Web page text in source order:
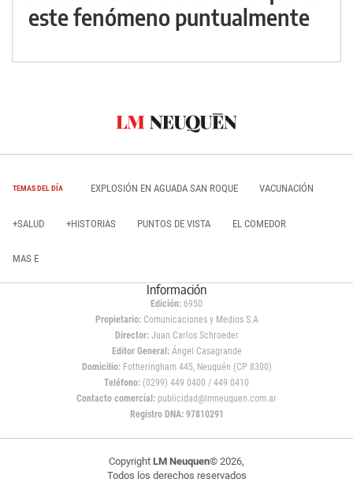
este fenómeno puntualmente
TEMAS DEL DÍA EXPLOSIÓN EN AGUADA SAN ROQUE VACUNACIÓN
+SALUD +HISTORIAS PUNTOS DE VISTA EL COMEDOR
MAS E
Información
Edición: 6950
Propietario:Comunicaciones y Medios S.A
Director: Juan Carlos Schroeder
Editor General:Ángel Casagrande
Domicilio:Fotheringham 445, Neuquén (CP 8300)
Teléfono: (0299) 449 0400 / 449 0410
Contacto comercial: publicidad@lmneuquen.com.ar
Registro DNA: 97810291
Copyright LM Neuquen© 2026,
Todos los derechos reservados